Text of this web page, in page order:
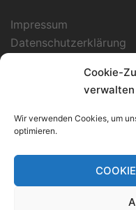
Cookie-
verwalten
Wir verwenden Cookies, um
optimieren.
Impressum
Datenschutzerklärung
Suchen